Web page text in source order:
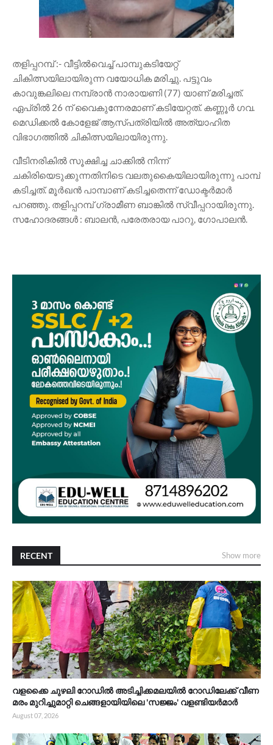
തളിപ്പറമ്പ് :- വീട്ടിൽവെച്ച് പാമ്പുകടിയേറ്റ്
ചികിത്സയിലായിരുന്ന വയോധിക മരിച്ചു. പട്ടുവം
കാവുങ്കലിലെ നമ്പ്രാൻ നാരായണി (77) യാണ് മരിച്ചത്.
ഏപ്രിൽ 26 ന് വൈകുന്നേരമാണ് കടിയേറ്റത്. കണ്ണൂർ ഗവ.
മെഡിക്കൽ കോളേജ് ആസ്പത്രിയിൽ അത്യാഹിത
വിഭാഗത്തിൽ ചികിത്സയിലായിരുന്നു.
വീടിനരികിൽ സൂക്ഷിച്ച ചാക്കിൽ നിന്ന്
ചകിരിയെടുക്കുന്നതിനിടെ വലതുകൈയിലായിരുന്നു പാമ്പ്
കടിച്ചത്. മൂർഖൻ പാമ്പാണ് കടിച്ചതെന്ന് ഡോക്ടർമാർ
പറഞ്ഞു. തളിപ്പറമ്പ് ഗ്രാമീണ ബാങ്കിൽ സ്വീപ്പറായിരുന്നു.
സഹോദരങ്ങൾ : ബാലൻ, പരേതരായ പാറു, ഗോപാലൻ.
RECENT Show more
വളക്കൈ ചുഴലി റോഡിൽ അടിച്ചിക്കമലയിൽ റോഡിലേക്ക് വീണ
മരം മുറിച്ചുമാറ്റി ചെങ്ങളായിയിലെ 'സജ്ജം' വളണ്ടിയർമാർ
August 07, 2026